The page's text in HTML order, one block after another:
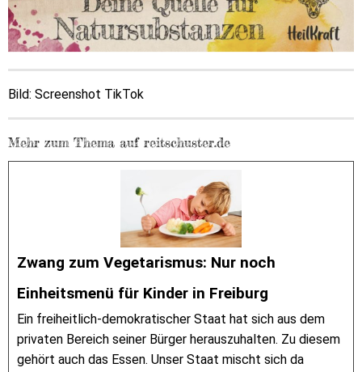
Bild: Screenshot TikTok
Mehr zum Thema auf reitschuster.de
Zwang zum Vegetarismus: Nur noch
Einheitsmenü für Kinder in Freiburg
Ein freiheitlich-demokratischer Staat hat sich aus dem
privaten Bereich seiner Bürger herauszuhalten. Zu diesem
gehört auch das Essen. Unser Staat mischt sich da